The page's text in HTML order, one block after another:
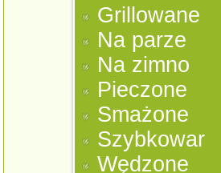
Grillowane
Na parze
Na zimno
Pieczone
Smażone
Szybkowar
Wędzone